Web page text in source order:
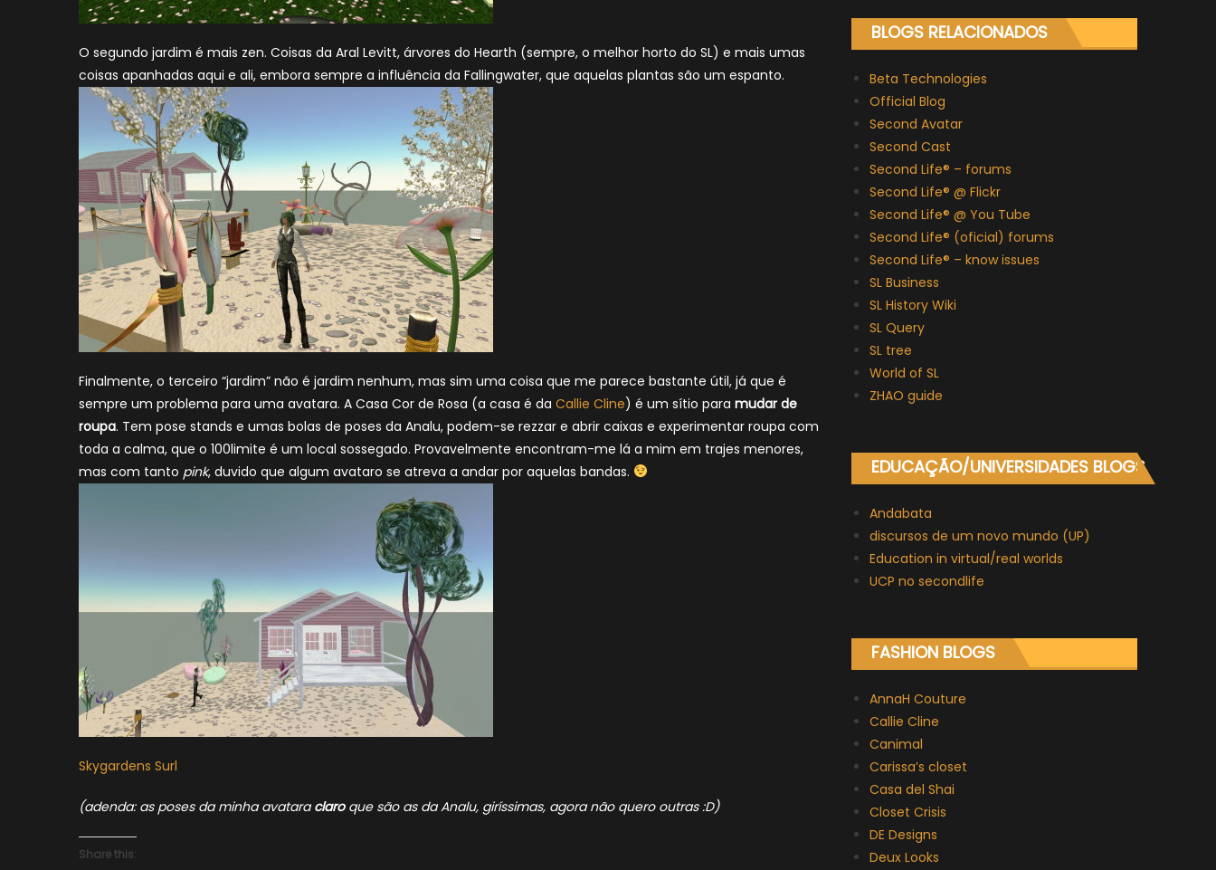
O segundo jardim é mais zen. Coisas da Aral Levitt, árvores do Hearth (sempre, o melhor horto do SL) e mais umas
coisas apanhadas aqui e ali, embora sempre a influência da Fallingwater, que aquelas plantas são um espanto.
Finalmente, o terceiro “jardim” não é jardim nenhum, mas sim uma coisa que me parece bastante útil, já que é
sempre um problema para uma avatara. A Casa Cor de Rosa (a casa é da Callie Cline) é um sítio para mudar de
roupa. Tem pose stands e umas bolas de poses da Analu, podem-se rezzar e abrir caixas e experimentar roupa com
toda a calma, que o 100limite é um local sossegado. Provavelmente encontram-me lá a mim em trajes menores,
mas com tanto pink, duvido que algum avataro se atreva a andar por aquelas bandas.
Skygardens Surl
(adenda: as poses da minha avataraclaroque são as da Analu, giríssimas, agora não quero outras :D)
Share this:
BLOGS RELACIONADOS
Beta Technologies
Official Blog
Second Avatar
Second Cast
Second Life® – forums
Second Life® @ Flickr
Second Life® @ You Tube
Second Life® (oficial) forums
Second Life® – know issues
SL Business
SL History Wiki
SL Query
SL tree
World of SL
ZHAO guide
EDUCAÇÃO/UNIVERSIDADES BLOGS
Andabata
discursos de um novo mundo (UP)
Education in virtual/real worlds
UCP no secondlife
FASHION BLOGS
AnnaH Couture
Callie Cline
Canimal
Carissa’s closet
Casa del Shai
Closet Crisis
DE Designs
Deux Looks